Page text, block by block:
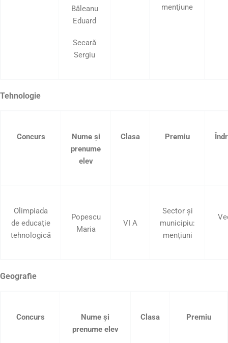
Băleanu
Eduard
Secară
Sergiu
menţiune
Tehnologie
Concurs
Nume şi
prenume
elev
Clasa Premiu
Olimpiada
de educaţie
tehnologică
Popescu
Maria
VI A
Sector şi
municipiu:
menţiuni
Geografie
Concurs
Nume şi
prenume elev
Clasa Premiu